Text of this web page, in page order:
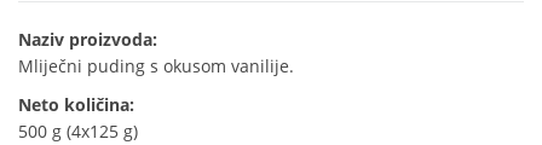
Naziv proizvoda:
Mliječni puding s okusom vanilije.
Neto količina:
500 g (4x125 g)